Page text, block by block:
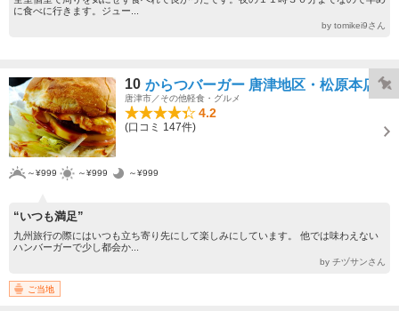
に食べに行きます。ジュー...
by tomikei9さん
10 からつバーガー 唐津地区・松原本店
唐津市／その他軽食・グルメ
4.2
(口コミ 147件)
～¥999 ～¥999 ～¥999
“いつも満足”
九州旅行の際にはいつも立ち寄り先にして楽しみにしています。 他では味わえない
ハンバーガーで少し都会か...
by チヅサンさん
ご当地